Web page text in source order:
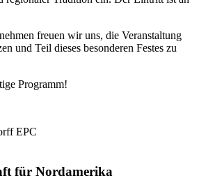
freuen wir uns, die Veranstaltung
und Teil dieses besonderen Festes zu
Programm!
für Nordamerika